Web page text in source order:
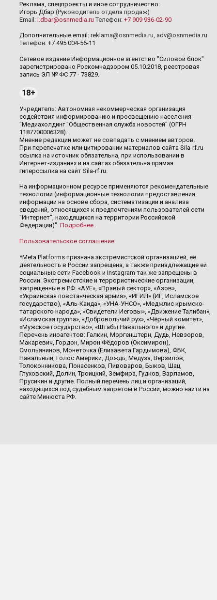
Реклама, спецпроекты и иное сотрудничество:
Игорь Дбар (Руководитель отдела продаж)
Email: i.dbar@osnmedia.ru Телефон: +7 909 936-02-90
Дополнительные email: reklama@osnmedia.ru, adv@osnmedia.ru
Телефон: +7 495 004-56-11
Сетевое издание Информационное агентство "Силовой блок"
зарегистрировано Роскомнадзором 05.10.2018, реестровая
запись ЭЛ № ФС 77 - 73829.
18+
Учредитель: Автономная некоммерческая организация
содействия информированию и просвещению населения
"Медиахолдинг "Общественная служба новостей" (ОГРН
1187700006328).
Мнение редакции может не совпадать с мнением авторов.
При перепечатке или цитировании материалов сайта Sila-rf.ru
ссылка на источник обязательна, при использовании в
Интернет-изданиях и на сайтах обязательна прямая
гиперссылка на сайт Sila-rf.ru.
На информационном ресурсе применяются рекомендательные
технологии (информационные технологии предоставления
информации на основе сбора, систематизации и анализа
сведений, относящихся к предпочтениям пользователей сети
"Интернет", находящихся на территории Российской
Федерации)". Подробнее.
Пользовательское соглашение.
*Meta Platforms признана экстремистской организацией, её
деятельность в России запрещена, а также принадлежащие ей
социальные сети Facebook и Instagram так же запрещены в
России. Экстремистские и террористические организации,
запрещенные в РФ: «АУЕ», «Правый сектор», «Азов»,
«Украинская повстанческая армия», «ИГИЛ» (ИГ, Исламское
государство), «Аль-Каида», «УНА-УНСО», «Меджлис крымско-
татарского народа», «Свидетели Иеговы», «Движение Талибан»,
«Исламская группа», «Добровольчий рух», «Чёрный комитет»,
«Мужское государство», «Штабы Навального» и другие.
Перечень иноагентов: Галкин, Моргенштерн, Дудь, Невзоров,
Макаревич, Гордон, Мирон Фёдоров (Оксимирон),
Смольянинов, Монеточка (Елизавета Гардымова), ФБК,
Навальный, Голос Америки, Дождь, Медуза, Верзилов,
Толоконникова, Понасенков, Пивоваров, Быков, Шац,
Глуховский, Долин, Троицкий, Земфира, Гудков, Варламов,
Прусикин и другие. Полный перечень лиц и организаций,
находящихся под судебным запретом в России, можно найти на
сайте Минюста РФ.